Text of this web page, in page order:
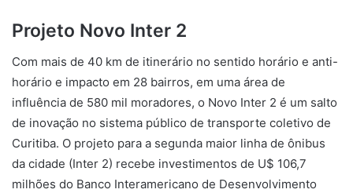
Projeto Novo Inter 2
Com mais de 40 km de itinerário no sentido horário e anti-
horário e impacto em 28 bairros, em uma área de
influência de 580 mil moradores, o Novo Inter 2 é um salto
de inovação no sistema público de transporte coletivo de
Curitiba. O projeto para a segunda maior linha de ônibus
da cidade (Inter 2) recebe investimentos de U$ 106,7
milhões do Banco Interamericano de Desenvolvimento